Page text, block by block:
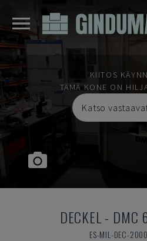
KIITOS
TÄMÄ KONE ON
Katso
DECKEL- DMC
ES-MIL-DEC-